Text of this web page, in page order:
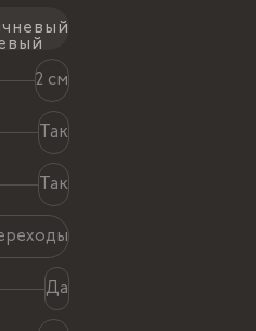
2 см
Так
Так
Да